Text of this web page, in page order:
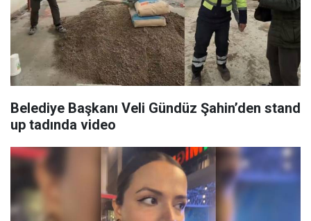
Belediye Başkanı Veli Gündüz Şahin’den stand
up tadında video